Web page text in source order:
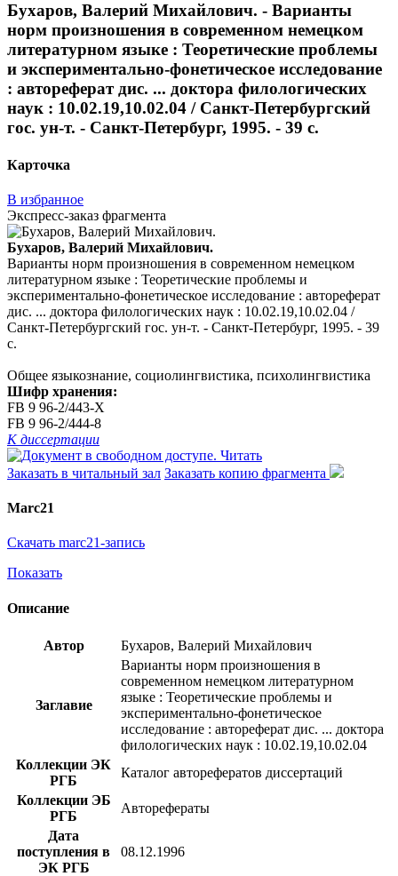
Бухаров, Валерий Михайлович. - Варианты
норм произношения в современном немецком
литературном языке : Теоретические проблемы
и экспериментально-фонетическое исследование
: автореферат дис. ... доктора филологических
наук : 10.02.19,10.02.04 / Санкт-Петербургский
гос. ун-т. - Санкт-Петербург, 1995. - 39 с.
Карточка
В избранное
Экспресс-заказ фрагмента
Бухаров, Валерий Михайлович.
Варианты норм произношения в современном немецком
литературном языке : Теоретические проблемы и
экспериментально-фонетическое исследование : автореферат
дис. ... доктора филологических наук : 10.02.19,10.02.04 /
Санкт-Петербургский гос. ун-т. - Санкт-Петербург, 1995. - 39
с.
Общее языкознание, социолингвистика, психолингвистика
Шифр хранения:
FB 9 96-2/443-X
FB 9 96-2/444-8
К диссертации
Читать
Заказать в читальный зал Заказать копию фрагмента
Marc21
Скачать marc21-запись
Показать
Описание
Автор Бухаров, Валерий Михайлович
Заглавие
Варианты норм произношения в
современном немецком литературном
языке : Теоретические проблемы и
экспериментально-фонетическое
исследование : автореферат дис. ... доктора
филологических наук : 10.02.19,10.02.04
Коллекции ЭК
РГБ
Каталог авторефератов диссертаций
Коллекции ЭБ
РГБ
Авторефераты
Дата
поступления в
ЭК РГБ
08.12.1996